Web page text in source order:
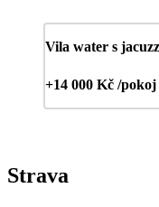
Vila water s
+14 000 Kč /pokoj
Strava